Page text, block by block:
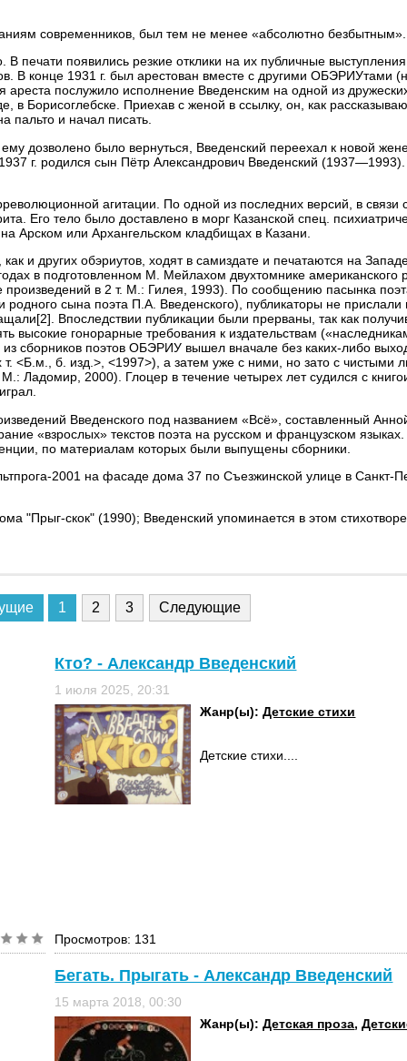
современников, был тем не менее «абсолютно безбытным».
появились резкие отклики на их публичные
В конце 1931 г. был арестован вместе с другими ОБЭРИУтами
ареста послужило исполнение Введенским на одной из
Борисоглебске. Приехав с женой в ссылку, он, как
пальто и начал писать.
дозволено было вернуться, Введенский переехал к новой
г. родился сын Пётр Александрович Введенский
агитации. По одной из последних версий, в
Его тело было доставлено в морг Казанской спец.
Арском или Архангельском кладбищах в Казани.
и других обэриутов, ходят в самиздате и печатаются на
в подготовленном М. Мейлахом двухтомнике американского
в 2 т. М.: Гилея, 1993). По сообщению пасынка
сына поэта П.А. Введенского), публикаторы не
Впоследствии публикации были прерваны, так как
высокие гонорарные требования к издательствам
сборников поэтов ОБЭРИУ вышел вначале без каких-либо
<Б.м., б. изд.>, <1997>), а затем уже с ними, но зато с
Ладомир, 2000). Глоцер в течение четырех лет судился с
Введенского под названием «Всё», составленный
«взрослых» текстов поэта на русском и французском
по материалам которых были выпущены сборники.
2001 на фасаде дома 37 по Съезжинской улице в Санкт-
"Прыг-скок" (1990); Введенский упоминается в этом
1 2 3 Следующие
Кто? - Александр Введенский
1 июля 2025, 20:31
Жанр(ы):Детские стихи
Детские стихи....
Просмотров: 131
Бегать. Прыгать - Александр Введенский
15 марта 2018, 00:30
Жанр(ы):Детская проза,